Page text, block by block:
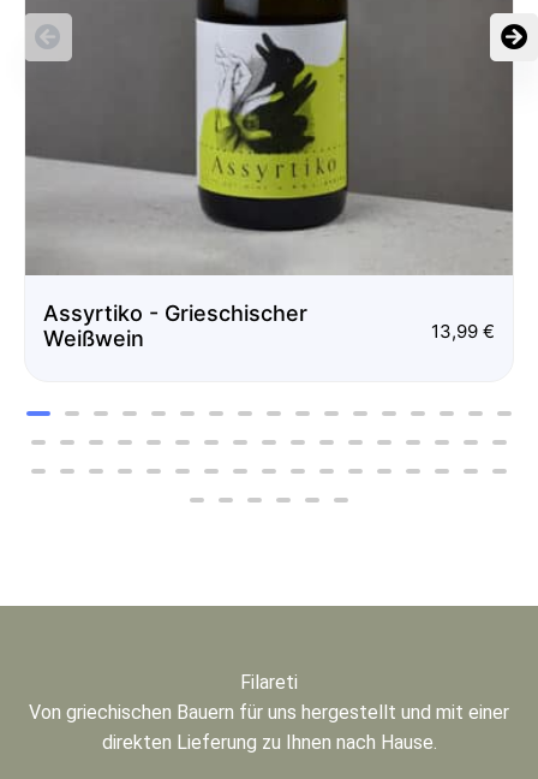
Assyrtiko - Grieschischer
Weißwein
13,99 €
Filareti
Von griechischen Bauern für uns hergestellt und mit einer
direkten Lieferung zu Ihnen nach Hause.